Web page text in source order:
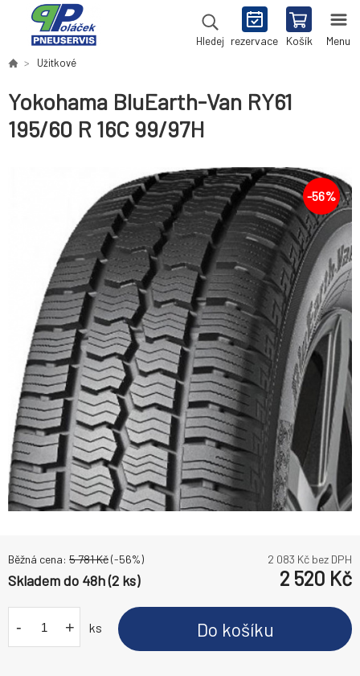
Hledej rezervace Košík Menu
Užitkové
Yokohama BluEarth-Van RY61
195/60 R 16C 99/97H
-56%
Běžná cena: 5 781Kč(-56%) 2 083 Kč bez DPH
Skladem do 48h (2 ks) 2 520 Kč
- + ks Do košíku